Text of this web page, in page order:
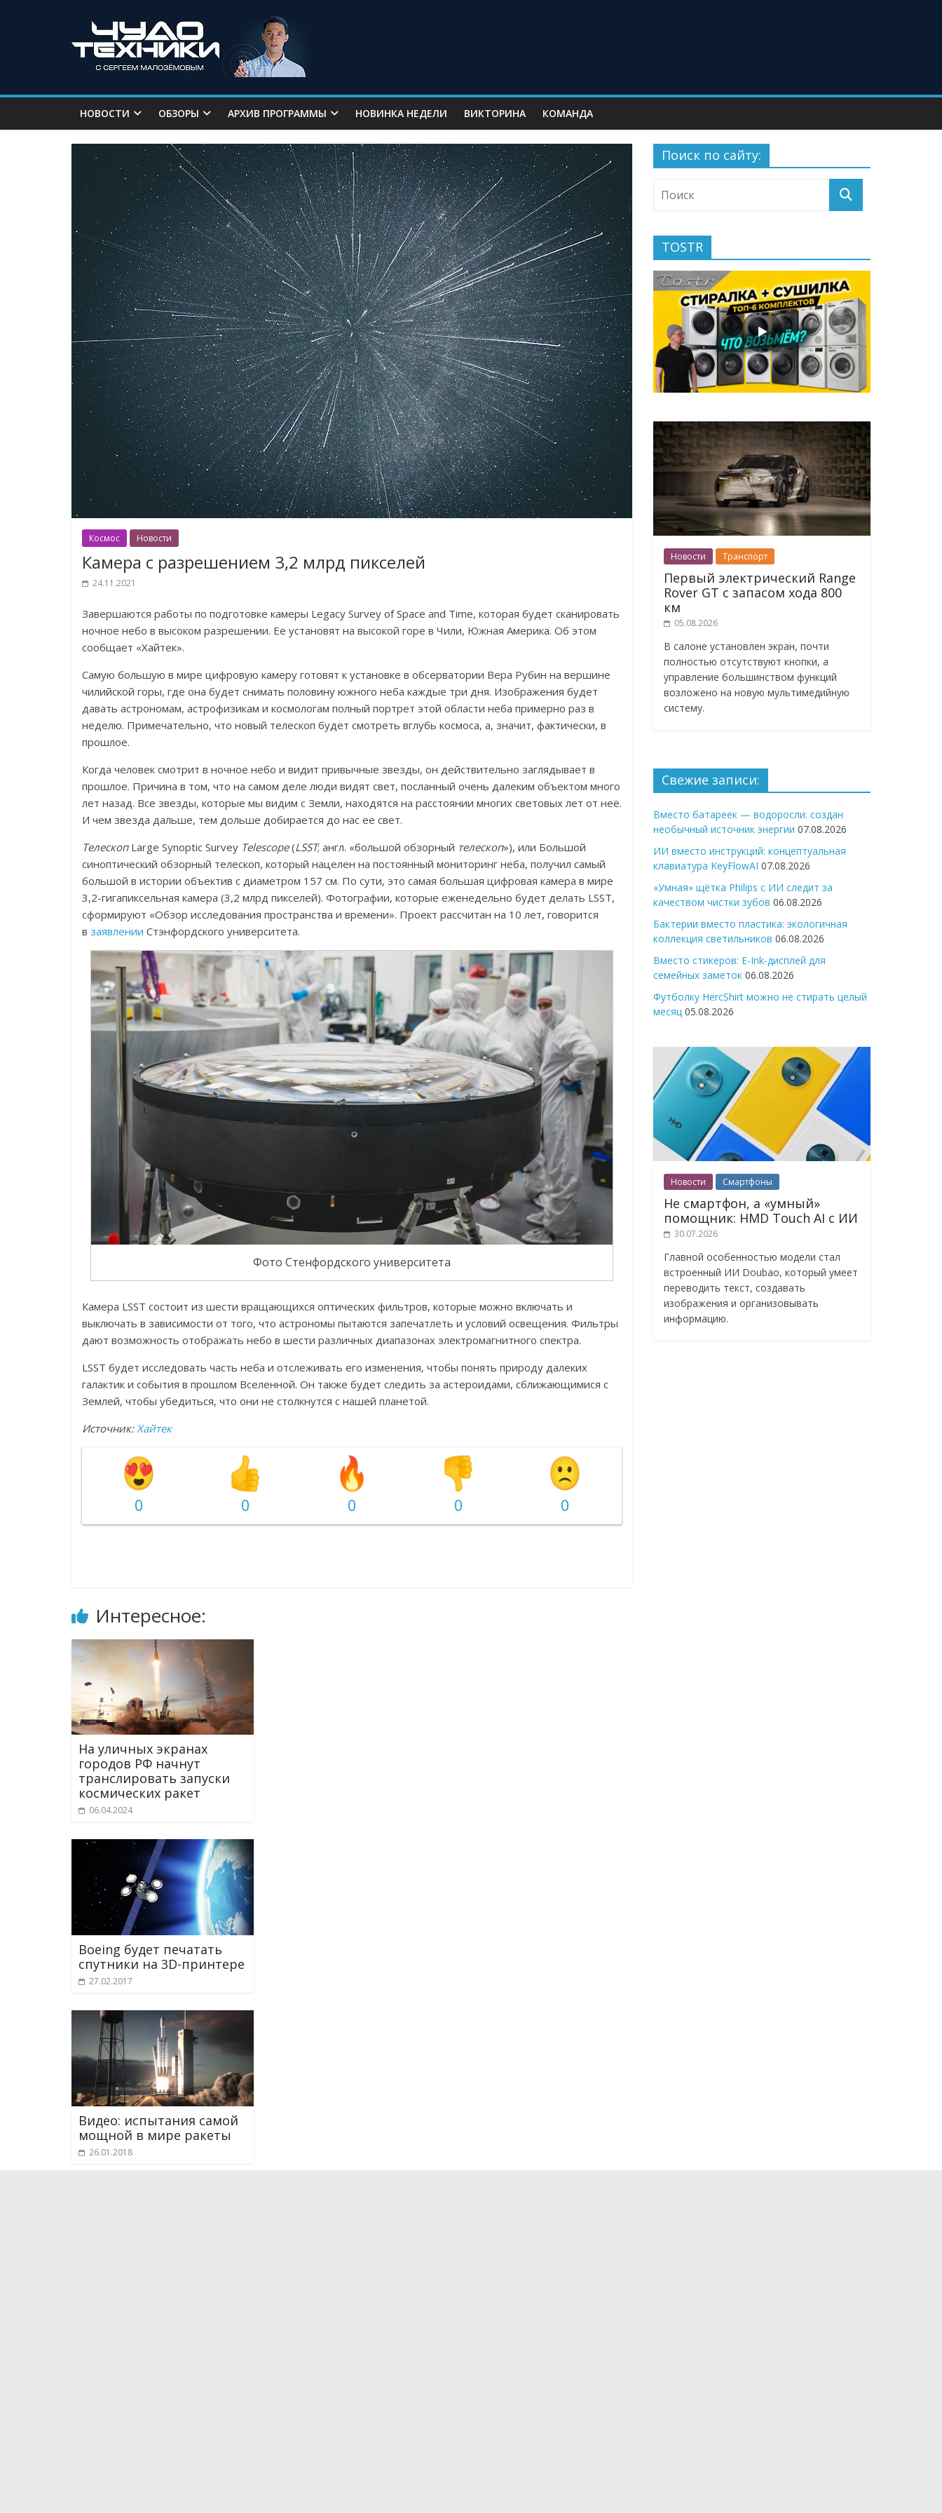
НОВОСТИ ОБЗОРЫ АРХИВ ПРОГРАММЫ НОВИНКА НЕДЕЛИ ВИКТОРИНА КОМАНДА
Космос Новости
Камера с разрешением 3,2 млрд пикселей
24.11.2021
Завершаются работы по подготовке камеры Legacy Survey of Space and Time, которая будет сканировать
ночное небо в высоком разрешении. Ее установят на высокой горе в Чили, Южная Америка. Об этом
сообщает «Хайтек».
Самую большую в мире цифровую камеру готовят к установке ​​в обсерватории Вера Рубин на вершине
чилийской горы, где она будет снимать половину южного неба каждые три дня. Изображения будет
давать астрономам, астрофизикам и космологам полный портрет этой области неба примерно раз в
неделю. Примечательно, что новый телескоп будет смотреть вглубь космоса, а, значит, фактически, в
прошлое.
Когда человек смотрит в ночное небо и видит привычные звезды, он действительно заглядывает в
прошлое. Причина в том, что на самом деле люди видят свет, посланный очень далеким объектом много
лет назад. Все звезды, которые мы видим с Земли, находятся на расстоянии многих световых лет от неё.
И чем звезда дальше, тем дольше добирается до нас ее свет.
ТелескопLarge Synoptic Survey Telescope(LSST; англ. «большой обзорный телескоп»), или Большой
синоптический обзорный телескоп, который нацелен на постоянный мониторинг неба, получил самый
большой в истории объектив с диаметром 157 см. По сути, это самая большая цифровая камера в мире
3,2-гигапиксельная камера (3,2 млрд пикселей). Фотографии, которые еженедельно будет делать LSST,
сформируют «Обзор исследования пространства и времени». Проект рассчитан на 10 лет, говорится
в заявлении Стэнфордского университета.
Фото Стенфордского университета
Камера LSST состоит из шести вращающихся оптических фильтров, которые можно включать и
выключать в зависимости от того, что астрономы пытаются запечатлеть и условий освещения. Фильтры
дают возможность отображать небо в шести различных диапазонах электромагнитного спектра.
LSST будет исследовать часть неба и отслеживать его изменения, чтобы понять природу далеких
галактик и события в прошлом Вселенной. Он также будет следить за астероидами, сближающимися с
Землей, чтобы убедиться, что они не столкнутся с нашей планетой.
Источник: Хайтек
0 0 0 0 0
Интересное:
На уличных экранах
городов РФ начнут
транслировать запуски
космических ракет
06.04.2024
Boeing будет печатать
спутники на 3D-принтере
27.02.2017
Видео: испытания самой
мощной в мире ракеты
26.01.2018
Поиск по сайту:
TOSTR
Новости Транспорт
Первый электрический Range
Rover GT с запасом хода 800
км
05.08.2026
В салоне установлен экран, почти
полностью отсутствуют кнопки, а
управление большинством функций
возложено на новую мультимедийную
систему.
Свежие записи:
Вместо батареек — водоросли: создан
необычный источник энергии 07.08.2026
ИИ вместо инструкций: концептуальная
клавиатура KeyFlowAI 07.08.2026
«Умная» щётка Philips с ИИ следит за
качеством чистки зубов 06.08.2026
Бактерии вместо пластика: экологичная
коллекция светильников 06.08.2026
Вместо стикеров: E-Ink-дисплей для
семейных заметок 06.08.2026
Футболку HercShirt можно не стирать целый
месяц 05.08.2026
Новости Смартфоны
Не смартфон, а «умный»
помощник: HMD Touch AI с ИИ
30.07.2026
Главной особенностью модели стал
встроенный ИИ Doubao, который умеет
переводить текст, создавать
изображения и организовывать
информацию.